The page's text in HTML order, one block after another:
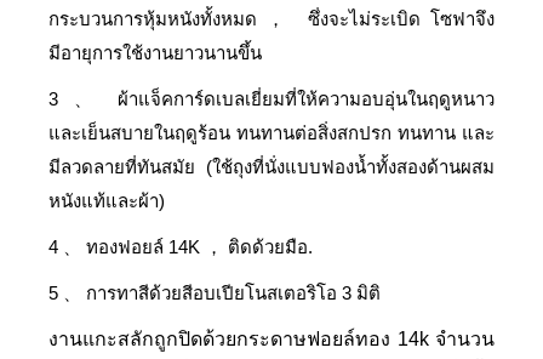
กระบวนการหุ้มหนังทั้งหมด
，
ซึ่งจะไม่ระเบิด โซฟาจึง
มีอายุการใช้งานยาวนานขึ้น
3
ผ้าแจ็คการ์ดเบลเยี่ยมที่ให้ความอบอุ่นในฤดูหนาว
และเย็นสบายในฤดูร้อน ทนทานต่อสิ่งสกปรก ทนทาน และ
มีลวดลายที่ทันสมัย (ใช้ถุงที่นั่งแบบฟองน้ำทั้งสองด้านผสม
หนังแท้และผ้า)
4 ทองฟอยล์ 14K ， ติดด้วยมือ.
5 การทาสีด้วยสีอบเปียโนสเตอริโอ 3 มิติ
งานแกะสลักถูกปิดด้วยกระดาษฟอยล์ทอง 14k จำนวน